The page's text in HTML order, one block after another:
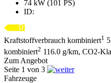
74 kW (101 PS)
ID:
Kraftstoffverbrauch kombiniert1
kombiniert2 116.0 g/km, CO2-
Zum Angebot
Seite 1 von 3
Fahrzeuge